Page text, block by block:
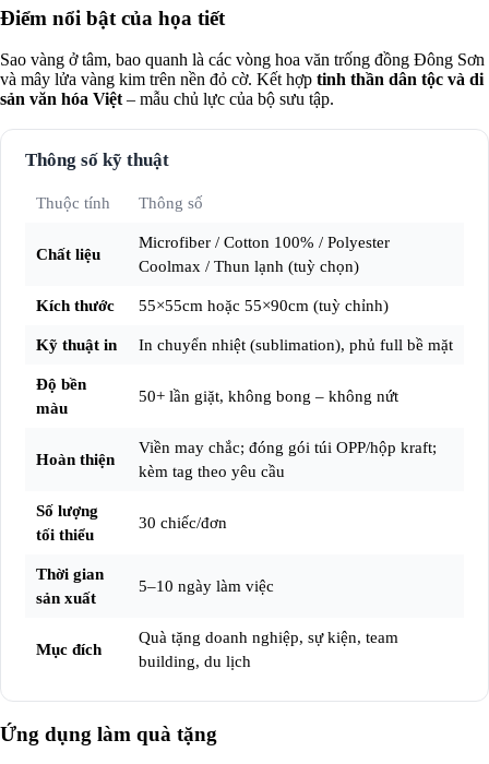
Điểm nổi bật của họa tiết
Sao vàng ở tâm, bao quanh là các vòng hoa văn trống đồng Đông Sơn
và mây lửa vàng kim trên nền đỏ cờ. Kết hợp tinh thần dân tộc và di
sản văn hóa Việt – mẫu chủ lực của bộ sưu tập.
Thông số kỹ thuật
Thuộc tính Thông số
Chất liệu
Microfiber / Cotton 100% / Polyester
Coolmax / Thun lạnh (tuỳ chọn)
Kích thước 55×55cm hoặc 55×90cm (tuỳ chỉnh)
Kỹ thuật in In chuyển nhiệt (sublimation), phủ full bề mặt
Độ bền
màu
50+ lần giặt, không bong – không nứt
Hoàn thiện
Viền may chắc; đóng gói túi OPP/hộp kraft;
kèm tag theo yêu cầu
Số lượng
tối thiểu
30 chiếc/đơn
Thời gian
sản xuất
5–10 ngày làm việc
Mục đích
Quà tặng doanh nghiệp, sự kiện, team
building, du lịch
Ứng dụng làm quà tặng